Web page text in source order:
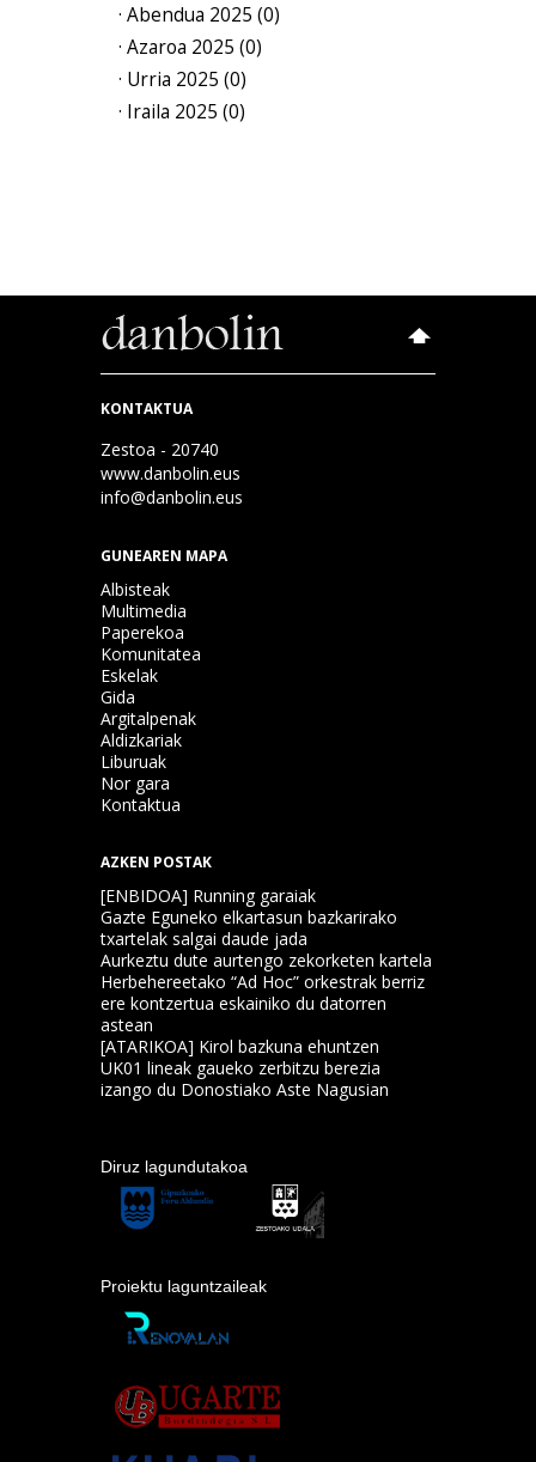
· Abendua 2025 (0)
· Azaroa 2025 (0)
· Urria 2025 (0)
· Iraila 2025 (0)
KONTAKTUA
Zestoa - 20740
www.danbolin.eus
info@danbolin.eus
GUNEAREN MAPA
Albisteak
Multimedia
Paperekoa
Komunitatea
Eskelak
Gida
Argitalpenak
Aldizkariak
Liburuak
Nor gara
Kontaktua
AZKEN POSTAK
[ENBIDOA] Running garaiak
Gazte Eguneko elkartasun bazkarirako
txartelak salgai daude jada
Aurkeztu dute aurtengo zekorketen kartela
Herbehereetako “Ad Hoc” orkestrak berriz
ere kontzertua eskainiko du datorren
astean
[ATARIKOA] Kirol bazkuna ehuntzen
UK01 lineak gaueko zerbitzu berezia
izango du Donostiako Aste Nagusian
Diruz lagundutakoa
Proiektu laguntzaileak